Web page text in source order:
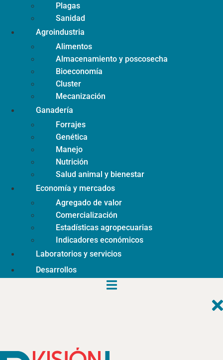
Plagas
Sanidad
Agroindustria
Alimentos
Almacenamiento y poscosecha
Bioeconomía
Cluster
Mecanización
Ganadería
Forrajes
Genética
Manejo
Nutrición
Salud animal y bienestar
Economía y mercados
Agregado de valor
Comercialización
Estadísticas agropecuarias
Indicadores económicos
Laboratorios y servicios
Desarrollos